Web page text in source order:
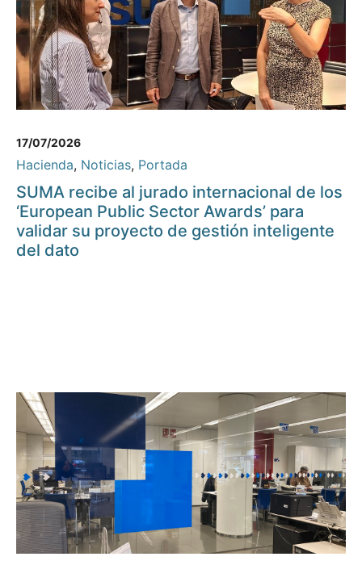
17/07/2026
Hacienda, Noticias, Portada
SUMA recibe al jurado internacional de los
‘European Public Sector Awards’ para
validar su proyecto de gestión inteligente
del dato